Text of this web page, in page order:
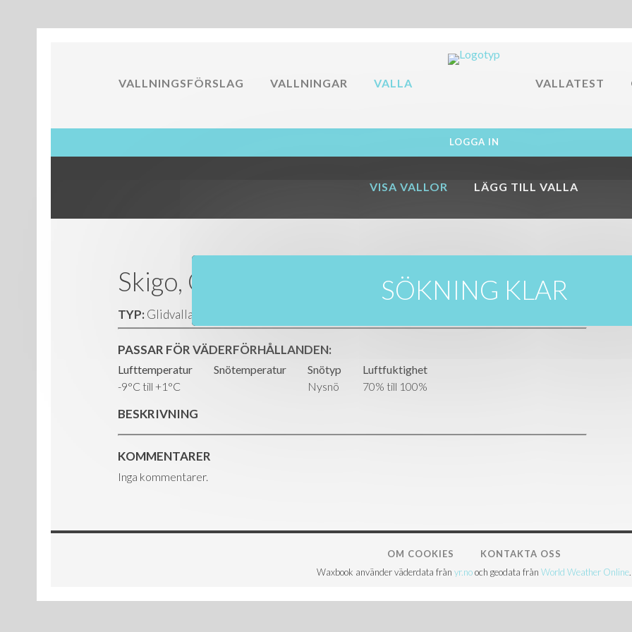
VALLNINGSFÖRSLAG VALLNINGAR VALLA VALLATEST
LOGGA IN
VISA VALLOR LÄGG TILL VALLA
Skigo, C55/C99 FK
TYP: Glidvalla/Kloss
PASSAR FÖR VÄDERFÖRHÅLLANDEN:
Lufttemperatur
-9°C till +1°C
Snötemperatur
Snötyp
Nysnö
Luftfuktighet
70% till 100%
BESKRIVNING
KOMMENTARER
Inga kommentarer.
SÖKER...
SÖKNING KLAR
OM COOKIES
KONTAKTA OSS
Waxbook använder väderdata från yr.nooch geodata från World Weather Online.